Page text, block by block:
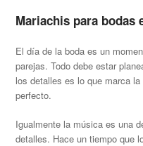
Mariachis para bodas
El día de la boda es un
parejas. Todo debe estar
los detalles es lo que marca
perfecto.
Igualmente la música es una
detalles. Hace un tiempo que